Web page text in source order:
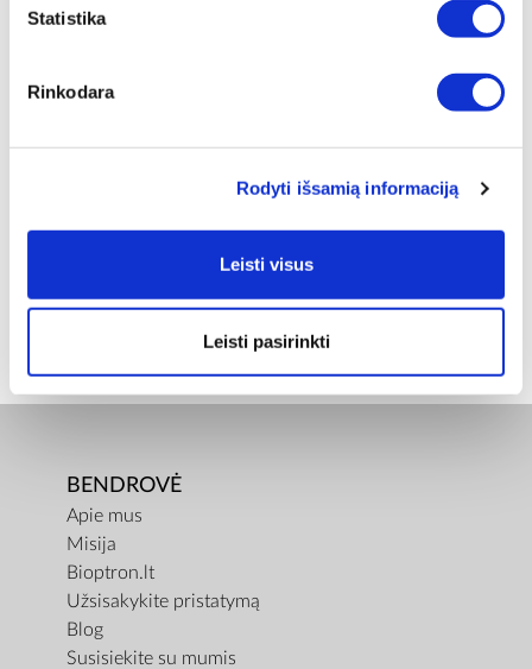
Statistika
Rinkodara
Rodyti išsamią informaciją
Leisti visus
Leisti pasirinkti
VacSy RANKINĖ
BENDRAS SVORIS [KG]
1,07
0,64
BENDROVĖ
Apie mus
Misija
Bioptron.lt
Užsisakykite pristatymą
Blog
Susisiekite su mumis